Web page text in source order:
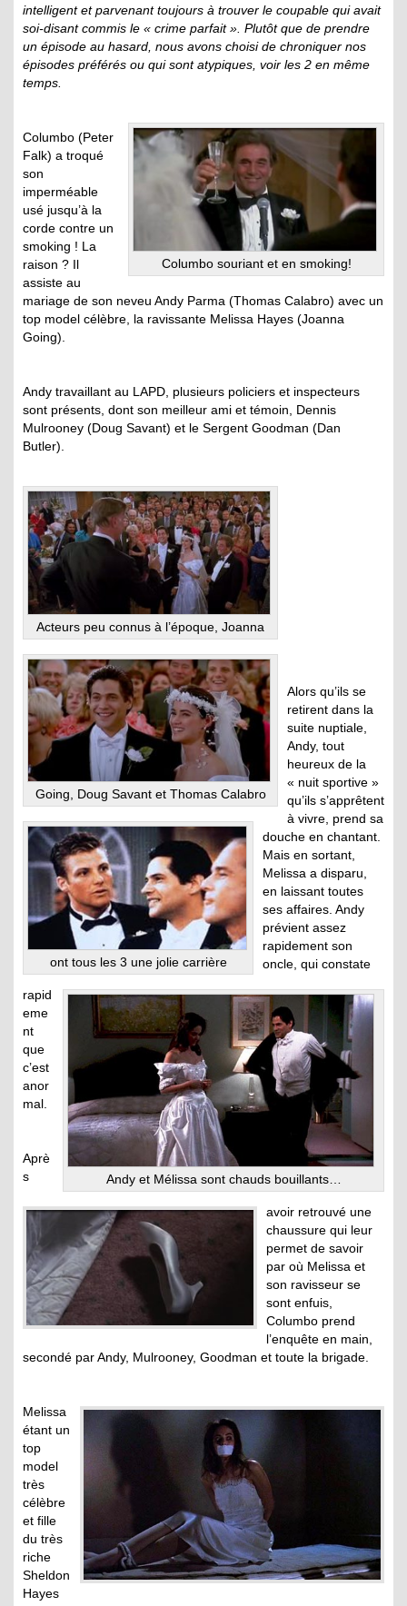
intelligent et parvenant toujours à trouver le coupable qui avait
soi-disant commis le « crime parfait ». Plutôt que de prendre
un épisode au hasard, nous avons choisi de chroniquer nos
épisodes préférés ou qui sont atypiques, voir les 2 en même
temps.
Columbo souriant et en smoking!
Columbo (Peter
Falk) a troqué
son
imperméable
usé jusqu’à la
corde contre un
smoking ! La
raison ? Il
assiste au
mariage de son neveu Andy Parma (Thomas Calabro) avec un
top model célèbre, la ravissante Melissa Hayes (Joanna
Going).
Andy travaillant au LAPD, plusieurs policiers et inspecteurs
sont présents, dont son meilleur ami et témoin, Dennis
Mulrooney (Doug Savant) et le Sergent Goodman (Dan
Butler).
Acteurs peu connus à l’époque, Joanna
Going, Doug Savant et Thomas Calabro
ont tous les 3 une jolie carrière
Andy et Mélissa sont chauds bouillants…
Alors qu’ils se
retirent dans la
suite nuptiale,
Andy, tout
heureux de la
« nuit sportive »
qu’ils s’apprêtent
à vivre, prend sa
douche en chantant.
Mais en sortant,
Melissa a disparu,
en laissant toutes
ses affaires. Andy
prévient assez
rapidement son
oncle, qui constate
rapid
eme
nt
que
c’est
anor
mal.
Aprè
s
avoir retrouvé une
chaussure qui leur
permet de savoir
par où Melissa et
son ravisseur se
sont enfuis,
Columbo prend
l’enquête en main,
secondé par Andy, Mulrooney, Goodman et toute la brigade.
Melissa
étant un
top
model
très
célèbre
et fille
du très
riche
Sheldon
Hayes